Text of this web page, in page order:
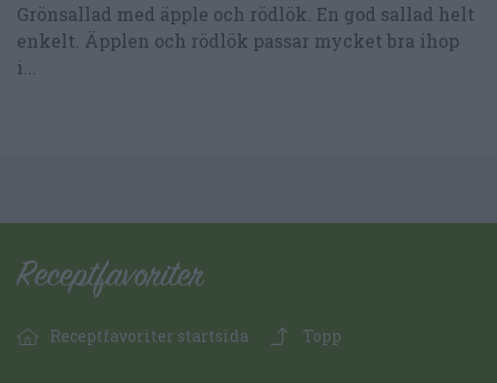
Grönsallad med äpple och rödlök. En god sallad helt
enkelt. Äpplen och rödlök passar mycket bra ihop
i...
Receptfavoriter startsida Topp